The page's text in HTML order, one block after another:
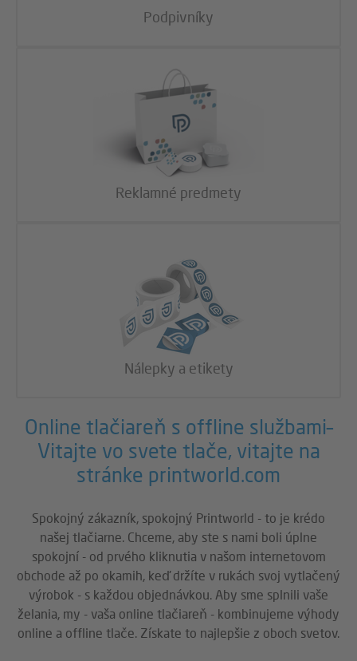
Podpivníky
Reklamné predmety
Nálepky a etikety
Online tlačiareň s offline službami–
Vitajte vo svete tlače, vitajte na
stránke printworld.com
Spokojný zákazník, spokojný Printworld - to je krédo
našej tlačiarne. Chceme, aby ste s nami boli úplne
spokojní - od prvého kliknutia v našom internetovom
obchode až po okamih, keď držíte v rukách svoj vytlačený
výrobok - s každou objednávkou. Aby sme splnili vaše
želania, my - vaša online tlačiareň - kombinujeme výhody
online a offline tlače. Získate to najlepšie z oboch svetov.